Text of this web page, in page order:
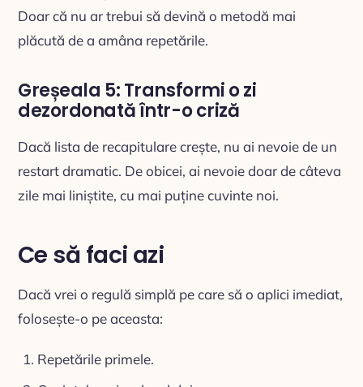
Doar că nu ar trebui să devină o metodă mai
plăcută de a amâna repetările.
Greșeala 5: Transformi o zi
dezordonată într-o criză
Dacă lista de recapitulare crește, nu ai nevoie de un
restart dramatic. De obicei, ai nevoie doar de câteva
zile mai liniștite, cu mai puține cuvinte noi.
Ce să faci azi
Dacă vrei o regulă simplă pe care să o aplici imediat,
folosește-o pe aceasta:
Repetările primele.